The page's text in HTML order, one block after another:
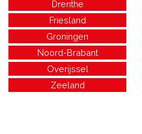
Drenthe
Friesland
Groningen
Noord-Brabant
Overijssel
Zeeland